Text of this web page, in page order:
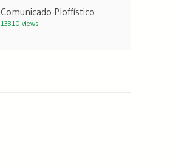
Comunicado Ploffístico
13310 views